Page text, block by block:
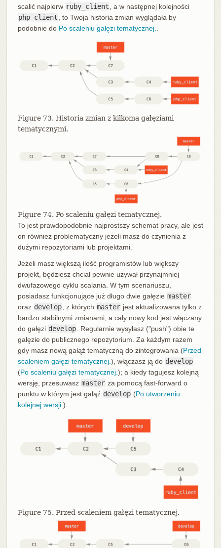
scalić najpierw ruby_client
, a w następnej kolejności
php_client
, to Twoja historia zmian wyglądała by
podobnie do Po scaleniu gałęzi tematycznej.
Figure 73. Historia zmian z kilkoma gałęziami
tematycznymi.
Figure 74. Po scaleniu gałęzi tematycznej.
To jest prawdopodobnie najprostszy schemat pracy, ale jest
on również problematyczny jeżeli masz do czynienia z
dużymi repozytoriami lub projektami.
Jeżeli masz większą ilość programistów lub większy
projekt, będziesz chciał pewnie używał przynajmniej
dwufazowego cyklu scalania. W tym scenariuszu,
posiadasz funkcjonujące już długo dwie gałęzie master
oraz develop, z których master jest aktualizowana tylko z
bardzo stabilnymi zmianami, a cały nowy kod jest włączany
do gałęzi develop. Regularnie wysyłasz ("push") obie te
gałęzie do publicznego repozytorium. Za każdym razem
gdy masz nową gałąź tematyczną do zintegrowania (Przed
scaleniem gałęzi tematycznej.), włączasz ją do develop
(Po scaleniu gałęzi tematycznej.); a kiedy tagujesz kolejną
wersję, przesuwasz master za pomocą fast-forward o
punktu w którym jest gałąź develop (Po utworzeniu
kolejnej wersji.).
Figure 75. Przed scaleniem gałęzi tematycznej.